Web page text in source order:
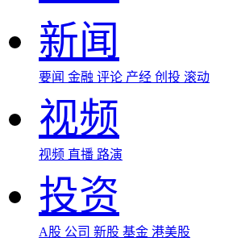
新闻
要闻 金融 评论 产经 创投 滚动
视频
视频 直播 路演
投资
A股 公司 新股 基金 港美股